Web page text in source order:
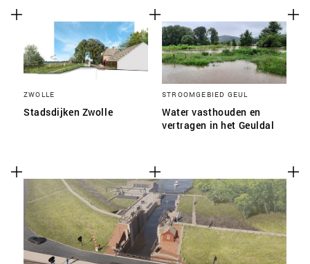
ZWOLLE
Stadsdijken Zwolle
STROOMGEBIED GEUL
Water vasthouden en
vertragen in het Geuldal